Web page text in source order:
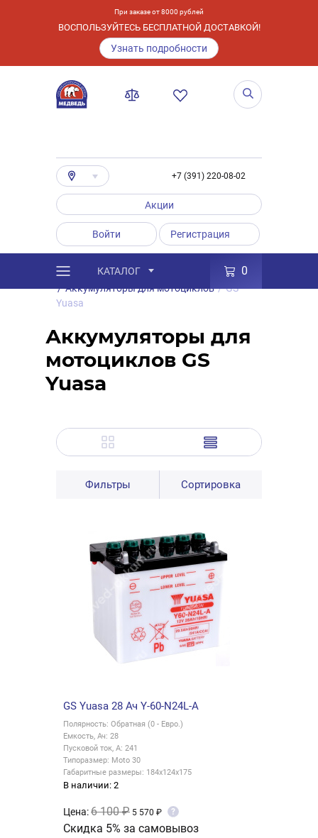
При заказе от 8000 рублей
ВОСПОЛЬЗУЙТЕСЬ БЕСПЛАТНОЙ ДОСТАВКОЙ!
Узнать подробности
+7 (391) 220-08-02
Акции
Войти Регистрация
КАТАЛОГ 0
Каталог / Товары
Аккумуляторы
/ Аккумуляторы для мотоциклов / GS
Yuasa
Аккумуляторы для
мотоциклов GS
Yuasa
Фильтры Сортировка
GS Yuasa 28 Ач Y-60-N24L-A
Полярность: Обратная (0 - Евро.)
Емкость, Ач: 28
Пусковой ток, А: 241
Типоразмер: Moto 30
Габаритные размеры: 184x124x175
В наличии: 2
Цена:6 100 ₽ 5 570 ₽ ?
Скидка 5% за самовывоз